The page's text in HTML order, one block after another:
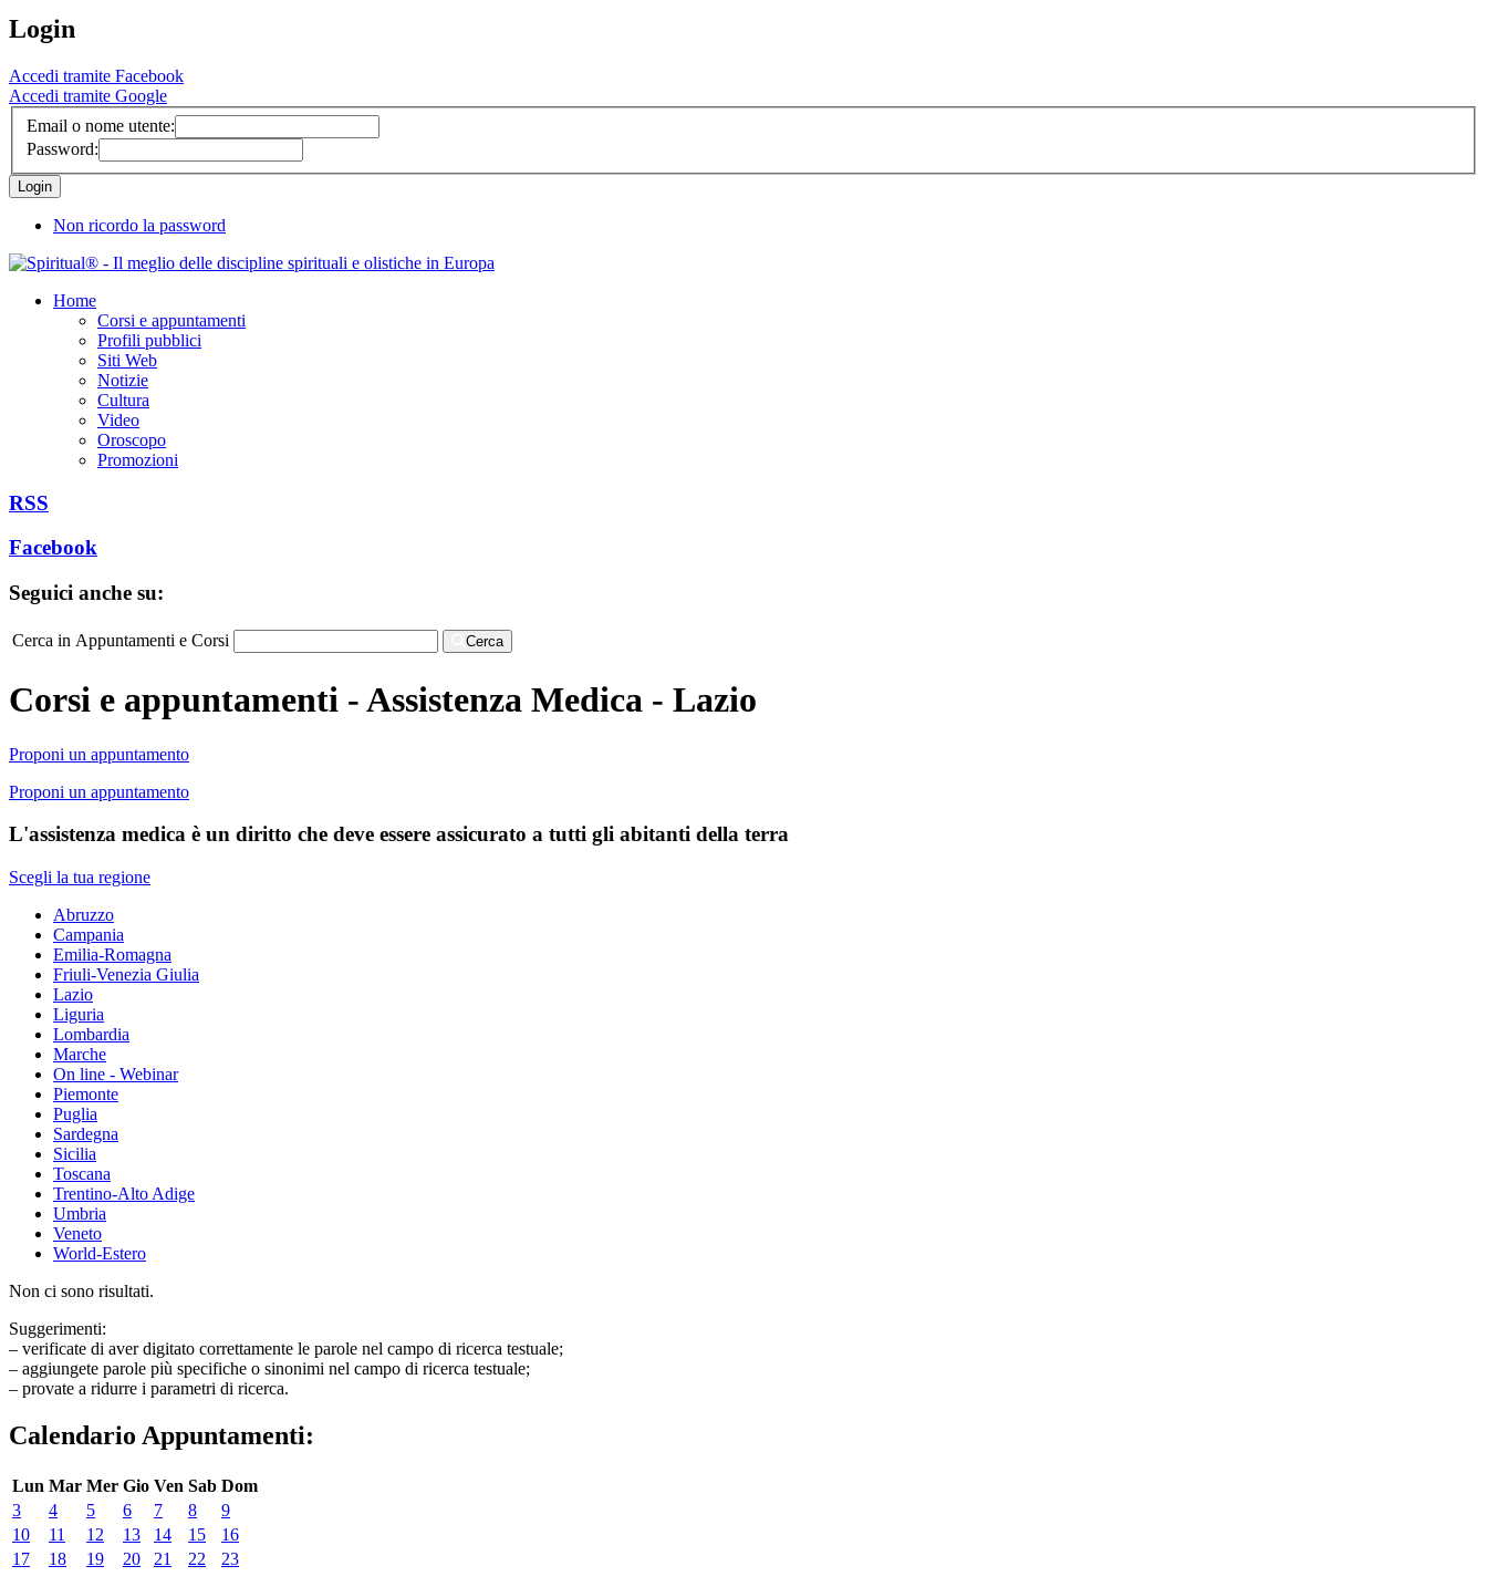
Login
Accedi tramite Facebook
Accedi tramite Google
Email o nome utente:
Password:
Non ricordo la password
Home
Corsi e appuntamenti
Profili pubblici
Siti Web
Notizie
Cultura
Video
Oroscopo
Promozioni
RSS
Facebook
Seguici anche su:
Cerca in Appuntamenti e Corsi Cerca
Corsi e appuntamenti - Assistenza Medica - Lazio
Proponi un appuntamento
Proponi un appuntamento
L'assistenza medica è un diritto che deve essere assicurato a tutti gli abitanti della terra
Scegli la tua regione
Abruzzo
Campania
Emilia-Romagna
Friuli-Venezia Giulia
Lazio
Liguria
Lombardia
Marche
On line - Webinar
Piemonte
Puglia
Sardegna
Sicilia
Toscana
Trentino-Alto Adige
Umbria
Veneto
World-Estero
Non ci sono risultati.
Suggerimenti:
– verificate di aver digitato correttamente le parole nel campo di ricerca testuale;
– aggiungete parole più specifiche o sinonimi nel campo di ricerca testuale;
– provate a ridurre i parametri di ricerca.
Calendario Appuntamenti:
Lun Mar Mer Gio Ven Sab Dom
3
4 5 6 7 8
9
10
11 12 13 14 15
16
17
18 19 20 21 22 23